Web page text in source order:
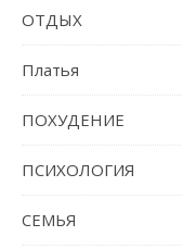
ОТДЫХ
Платья
ПОХУДЕНИЕ
ПСИХОЛОГИЯ
СЕМЬЯ